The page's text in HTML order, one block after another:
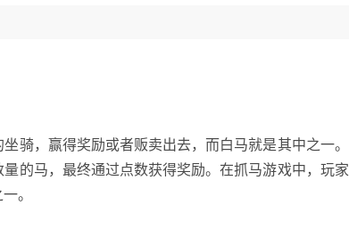
骑，赢得奖励或者贩卖出去，而白马就是其中之一
的马，最终通过点数获得奖励。在抓马游戏中，玩
。